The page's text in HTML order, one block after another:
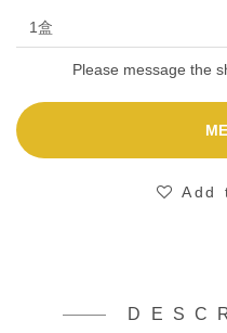
Please message the
Add